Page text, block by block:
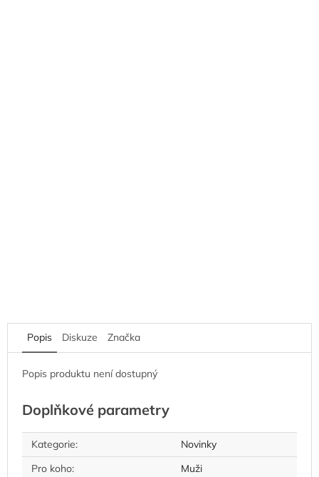
Popis Diskuze Značka
Popis produktu není dostupný
Doplňkové parametry
Kategorie:
Novinky
Pro koho: Muži